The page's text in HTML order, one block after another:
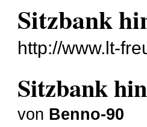
Sitzbank
http://www.lt-
Sitzbank
von Benno-90